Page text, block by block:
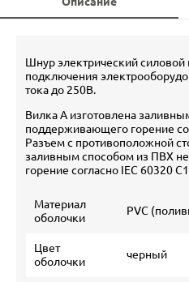
Шнур электрический силовой
подключения
тока до 250В.
Вилка А изготовлена
поддерживающего горение
Разъем с противоположной
заливным способом из ПВХ
горение согласно IEC 60320
Материал
оболочки
PVC
Цвет
оболочки
черный